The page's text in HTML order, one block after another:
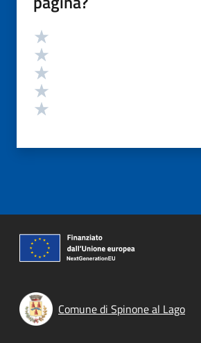
Valutazione
Comune di Spinone al Lago